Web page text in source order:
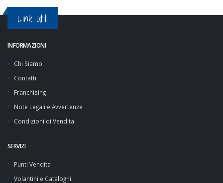
Link Utili
INFORMAZIONI
Chi Siamo
Contatti
Franchising
Note Legali e Avvertenze
Condizioni di Vendita
SERVIZI
Punti Vendita
Volantini e Cataloghi